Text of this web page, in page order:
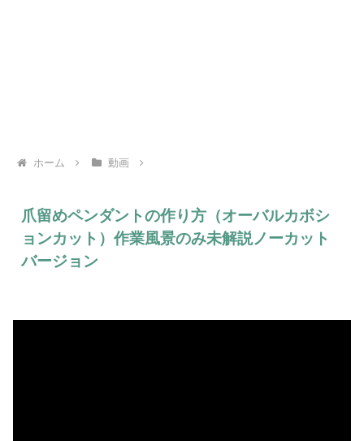
ホーム 動画
爪留めペンダントの作り方（オーバルカボシ
ョンカット）作業風景のみ未解説ノーカット
バージョン